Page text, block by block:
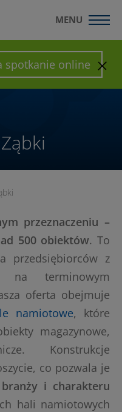
spotkanie online
MENU
SKONFIGURUJ HALĘ
przeznaczeniu –
500 obiektów. To
przedsiębiorców z
na terminowym
oferta obejmuje
namiotowe, które
magazynowe,
Konstrukcje
co pozwala je
i charakteru
hali namiotowych